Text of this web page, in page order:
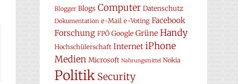
Blogger Blogs Computer Datenschutz
Dokumentation e-Mail e-Voting Facebook
Forschung FPÖ Google Grüne Handy
Hochschülerschaft Internet iPhone
Medien Microsoft Nahrungsmittel Nokia
Politik Security